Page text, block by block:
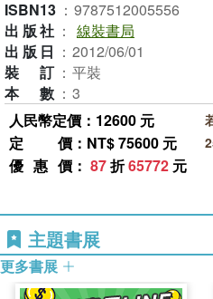
ISBN13 ： 9787512005556
出版社 ： 線裝書局
出版日 ： 2012/06/01
裝訂 ： 平裝
本數 ： 3
人民幣定價：12600 元
定價 ：NT$ 75600 元
優惠價 ： 87折65772 元
主題書展
更多書展